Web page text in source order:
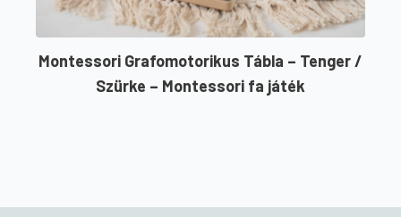
Montessori Grafomotorikus Tábla – Tenger /
Szürke – Montessori fa játék